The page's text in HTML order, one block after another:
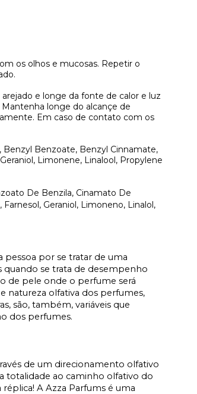
os olhos e mucosas. Repetir o
e longe da fonte de calor e luz
longe do alcançe de
Em caso de contato com os
Benzoate, Benzyl Cinnamate,
Limonene, Linalool, Propylene
De Benzila, Cinamato De
Geraniol, Limoneno, Linalol,
pessoa por se tratar de uma
quando se trata de desempenho
de pele onde o perfume será
natureza olfativa dos perfumes,
são, também, variáveis que
dos perfumes.
de um direcionamento olfativo
totalidade ao caminho olfativo do
A Azza Parfums é uma